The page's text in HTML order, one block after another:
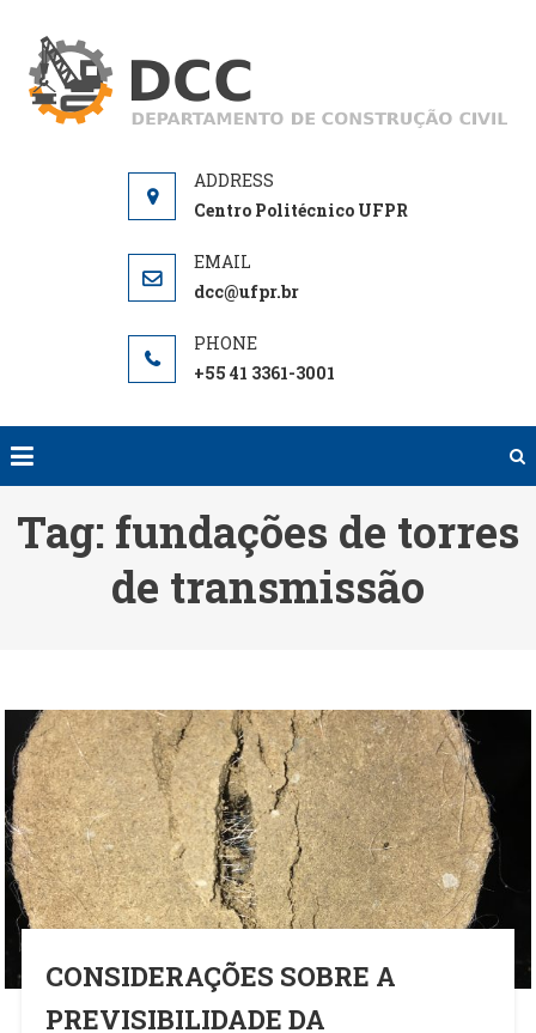
content
Centro Politécnico UFPR
dcc@ufpr.br
+55 41 3361-3001
Tag: fundações de torres
de transmissão
CONSIDERAÇÕES SOBRE A
PREVISIBILIDADE DA